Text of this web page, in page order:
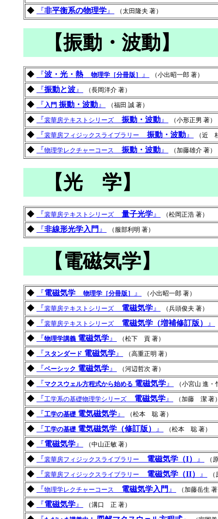
◆ 『非平衡系の物理学 』 （太田隆夫 著）
【振動・波動】
◆ 『波・光・熱 物理学［分冊版］ 』 （小出昭一郎 著）
◆ 『振動と波 』 （長岡洋介 著）
◆ 『入門 振動・波動 』 （福田 誠 著）
◆ 『裳華房テキストシリーズ 振動・波動 』 （小形正男 著）
◆ 『裳華房フィジックスライブラリー 振動・波動 』 （近
◆ 『物理学レクチャーコース 振動・波動 』 （加藤雄介 著）
【光 学】
◆ 『裳華房テキストシリーズ 量子光学 』 （松岡正浩 著）
◆ 『非線形光学入門 』 （服部利明 著）
【電磁気学】
◆ 『電磁気学 物理学［分冊版］ 』 （小出昭一郎 著）
◆ 『裳華房テキストシリーズ 電磁気学 』 （兵頭俊夫 著）
◆ 『裳華房テキストシリーズ 電磁気学（増補修訂版） 』
◆ 『物理学講義 電磁気学 』 （松下 貢 著）
◆ 『 スタンダード 電磁気学 』 （高重正明 著）
◆ 『ベーシック 電磁気学 』 （河辺哲次 著）
◆ 『マクスウェル方程式から始める 電磁気学 』 （小宮山 進
◆ 『工学系の基礎物理学シリーズ 電磁気学 』 （加藤 潔 著
◆ 『工学の基礎 電気磁気学 』 （松本 聡 著）
◆ 『工学の基礎 電気磁気学（修訂版） 』 （松本 聡 著）
◆ 『電磁気学 』 （中山正敏 著）
◆ 『裳華房フィジックスライブラリー 電磁気学（I） 』 （
◆ 『裳華房フィジックスライブラリー 電磁気学（II） 』
◆ 『物理学レクチャーコース 電磁気学入門 』 （加藤岳生
◆ 『電磁気学 』 （溝口 正 著）